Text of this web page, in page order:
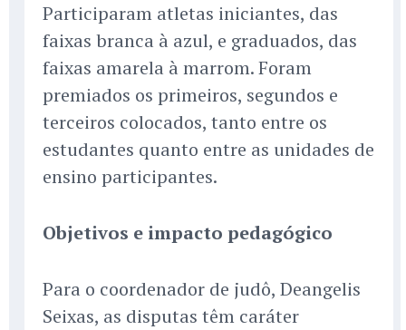
Participaram atletas iniciantes, das
faixas branca à azul, e graduados, das
faixas amarela à marrom. Foram
premiados os primeiros, segundos e
terceiros colocados, tanto entre os
estudantes quanto entre as unidades de
ensino participantes.
Objetivos e impacto pedagógico
Para o coordenador de judô, Deangelis
Seixas, as disputas têm caráter